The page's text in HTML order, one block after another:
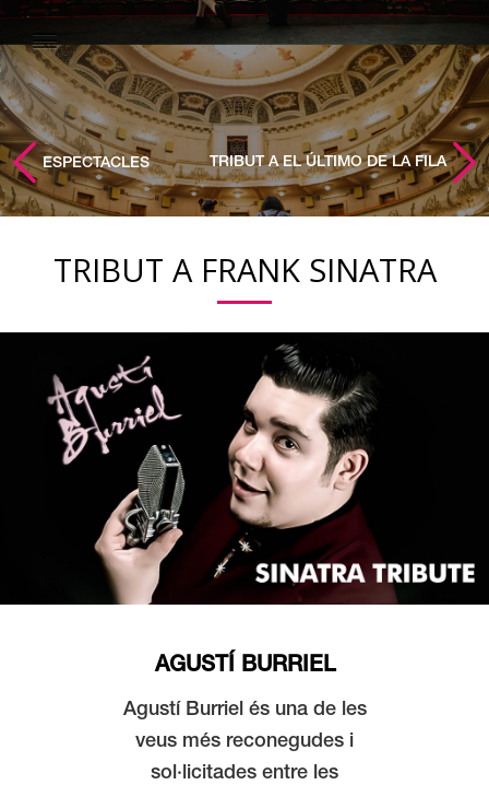
ESPECTACLES TRIBUT A EL ÚLTIMO DE LA FILA
TRIBUT A FRANK SINATRA
AGUSTÍ BURRIEL
Agustí Burriel és una de les
veus més reconegudes i
sol·licitades entre les